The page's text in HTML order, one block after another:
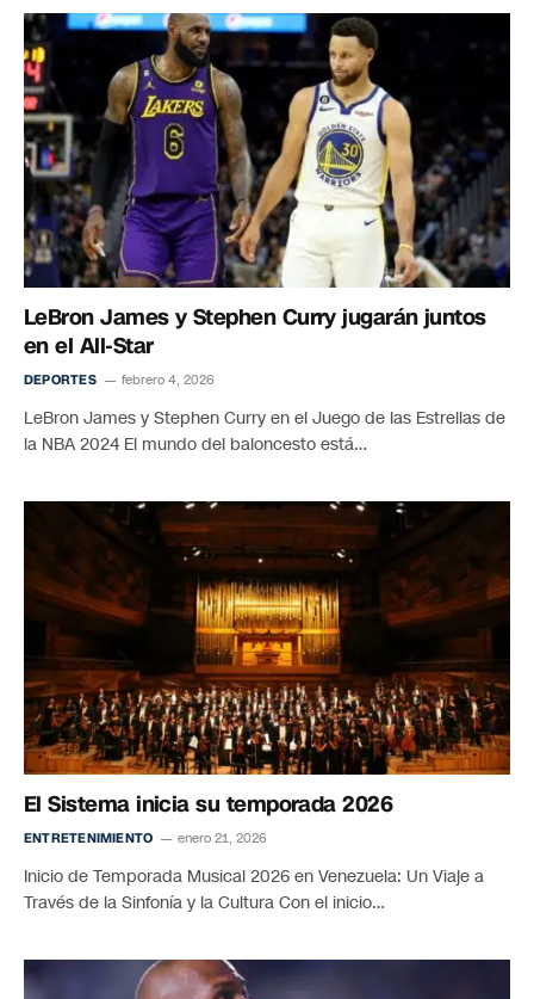
LeBron James y Stephen Curry jugarán juntos
en el All-Star
DEPORTES febrero 4, 2026
LeBron James y Stephen Curry en el Juego de las Estrellas de
la NBA 2024 El mundo del baloncesto está…
El Sistema inicia su temporada 2026
ENTRETENIMIENTO enero 21, 2026
Inicio de Temporada Musical 2026 en Venezuela: Un Viaje a
Través de la Sinfonía y la Cultura Con el inicio…